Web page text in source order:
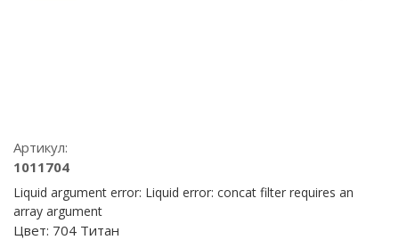
Артикул:
1011704
Liquid argument error: Liquid error: concat filter requires an
array argument
Цвет: 704 Титан